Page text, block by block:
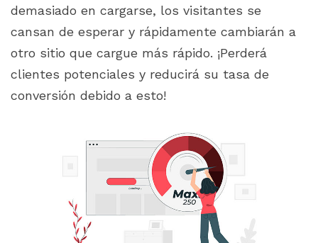
demasiado en cargarse, los visitantes se
cansan de esperar y rápidamente cambiarán a
otro sitio que cargue más rápido. ¡Perderá
clientes potenciales y reducirá su tasa de
conversión debido a esto!